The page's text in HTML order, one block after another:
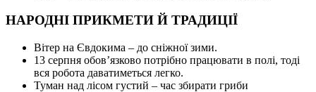
НАРОДНІ ПРИКМЕТИ Й ТРАДИЦІЇ
Вітер на Євдокима – до сніжної зими.
13 серпня обов’язково потрібно працювати в полі, тоді
вся робота даватиметься легко.
Туман над лісом густий – час збирати гриби